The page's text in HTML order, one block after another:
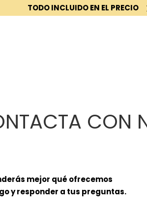
TODO INCLUIDO EN EL PRECIO
CON
mejor qué ofrecemos
y responder a tus preguntas.